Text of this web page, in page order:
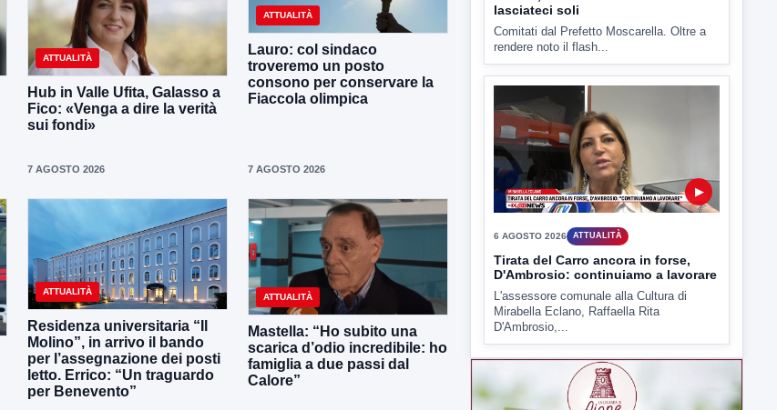
ATTUALITÀ
Hub in Valle Ufita, Galasso a
Fico: «Venga a dire la verità
sui fondi»
7 AGOSTO 2026
ATTUALITÀ
Lauro: col sindaco
troveremo un posto
consono per conservare la
Fiaccola olimpica
7 AGOSTO 2026
ATTUALITÀ
Residenza universitaria “Il
Molino”, in arrivo il bando
per l’assegnazione dei posti
letto. Errico: “Un traguardo
per Benevento”
ATTUALITÀ
Mastella: “Ho subito una
scarica d’odio incredibile: ho
famiglia a due passi dal
Calore”
6 AGOSTO 2026 ATTUALITÀ
Miasmi, Comitati dal Prefetto: non
lasciateci soli
Comitati dal Prefetto Moscarella. Oltre a
rendere noto il flash...